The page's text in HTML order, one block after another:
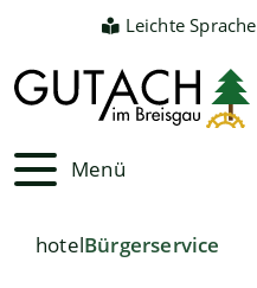
Leichte Sprache
Menü
hotelBürgerservice